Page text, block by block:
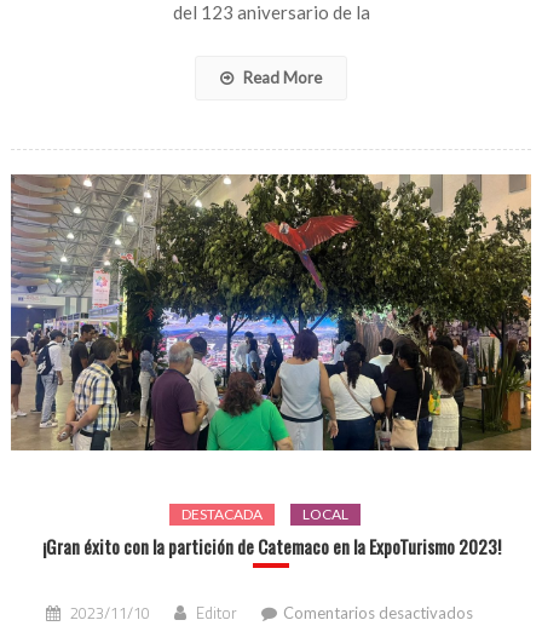
del 123 aniversario de la
Read More
DESTACADA LOCAL
¡Gran éxito con la partición de Catemaco en la ExpoTurismo 2023!
2023/11/10 Editor Comentarios desactivadosen